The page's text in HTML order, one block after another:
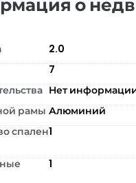
о
2.0
7
Нет
рамы Алюминий
спален1
1